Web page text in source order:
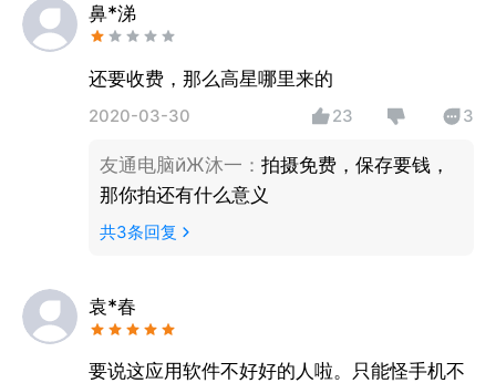
鼻*涕
还要收费，那么高星哪里来的
2020-03-30 23 3
友通电脑йЖ沐一 ： 拍摄免费，保存要钱，
那你拍还有什么意义
共3条回复
袁*春
要说这应用软件不好好的人啦。只能怪手机不